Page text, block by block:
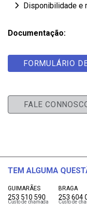
Disponibilidade e
Documentação:
FORMULÁRIO
FALE
TEM ALGUMA
GUIMARÃES
253 510 590
Custo de chamada
BRAGA
253 604
Custo de